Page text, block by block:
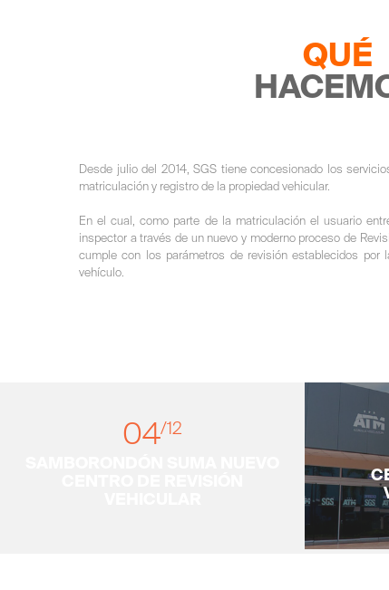
QUÉ
Desde julio del 2014, SGS tiene concesionado los
matriculación y registro de la propiedad vehicular.
En el cual, como parte de la matriculación el usuario
inspector a través de un nuevo y moderno proceso de
cumple con los parámetros de revisión establecidos por
vehículo.
04/12